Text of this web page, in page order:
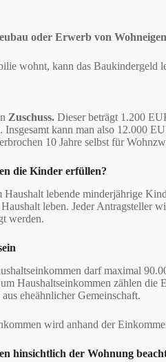
oder Erwerb von
wohnt, kann das Baukindergeld
Zuschuss. Dieser beträgt 1.200
kann man also 12.000
10 Jahre selbst für
die Kinder erfüllen?
Haushalt lebende minderjährige
leben. Jeder Antragsteller
werden.
darf maximal
Haushaltseinkommen zählen
eheähnlicher Gemeinschaft.
wird anhand der
hinsichtlich der Wohnung